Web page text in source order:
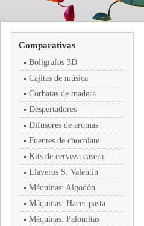
Comparativas
Bolígrafos 3D
Cajitas de música
Corbatas de madera
Despertadores
Difusores de aromas
Fuentes de chocolate
Kits de cerveza casera
Llaveros S. Valentín
Máquinas: Algodón
Máquinas: Hacer pasta
Máquinas: Palomitas